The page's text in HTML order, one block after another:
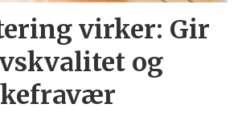
virker: Gir
og